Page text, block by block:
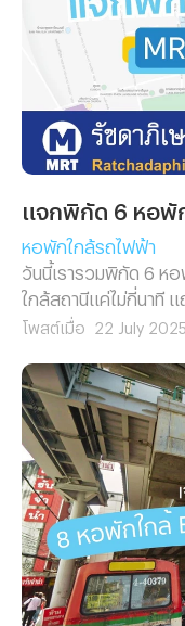
แจกพิกัด 6 หอพั
หอพักใกล้รถไฟฟ้า
วันนี้เรารวมพิกัด 6 หอ
ใกล้สถานีแค่ไม่กี่นาที
ตัวเลือกทั้งราคาย่อมเ
พร้อม ๆ กันเลย
โพสต์เมื่อ 22 July 2025